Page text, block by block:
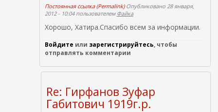
Постоянная ссылка (Permalink)Опубликовано 28 января,
2012 - 10:04 пользователем Файка
Хорошо, Хатира.Спасибо всем за информации.
Войдите или зарегистрируйтесь, чтобы
отправлять комментарии
Re: Гирфанов Зуфар
Габитович 1919г.р.